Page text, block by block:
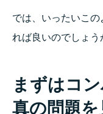
では、いったいこ
れば良いのでしょう
まずはコ
真の問題を